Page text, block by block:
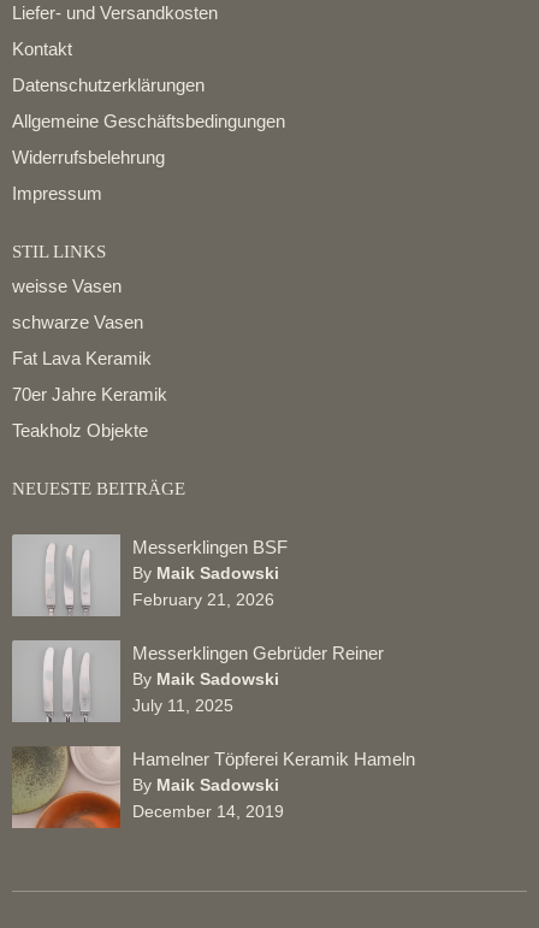
Liefer- und Versandkosten
Kontakt
Datenschutzerklärungen
Allgemeine Geschäftsbedingungen
Widerrufsbelehrung
Impressum
STIL LINKS
weisse Vasen
schwarze Vasen
Fat Lava Keramik
70er Jahre Keramik
Teakholz Objekte
NEUESTE BEITRÄGE
Messerklingen BSF
By Maik Sadowski
February 21, 2026
Messerklingen Gebrüder Reiner
By Maik Sadowski
July 11, 2025
Hamelner Töpferei Keramik Hameln
By Maik Sadowski
December 14, 2019